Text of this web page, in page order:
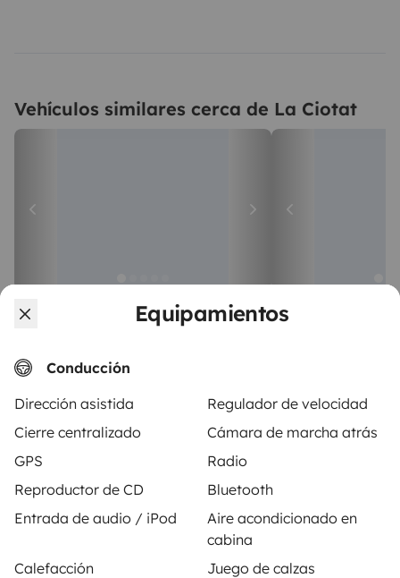
Equipamientos
Conducción
Dirección asistida
Regulador de velocidad
Cierre centralizado
Cámara de marcha atrás
GPS
Radio
Reproductor de CD
Bluetooth
Entrada de audio / iPod
Aire acondicionado en
cabina
Calefacción
Juego de calzas
Vehículos similares cerca de La Ciotat
Autocaravana Perfilada
4 viajeros
5,0
Autocaravana
A partir de
Solicitud de alquiler